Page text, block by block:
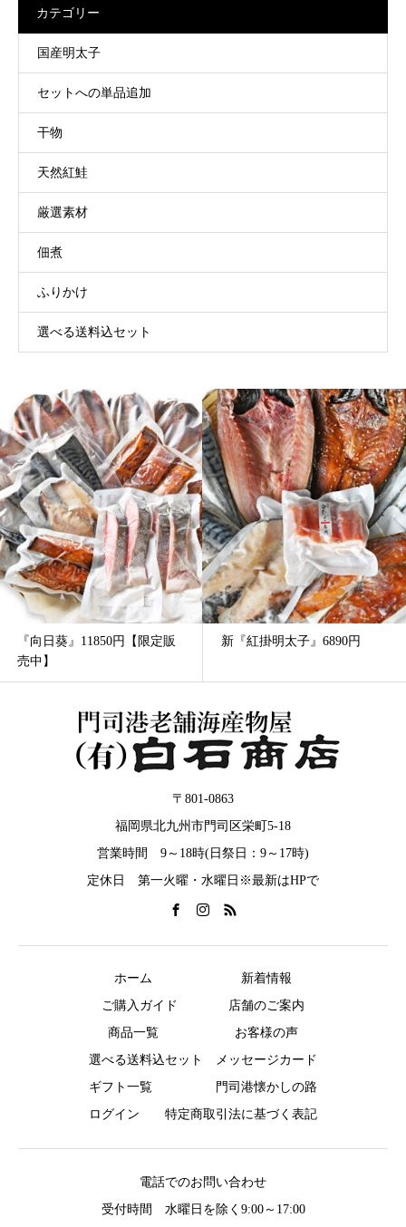
カテゴリー
国産明太子
セットへの単品追加
干物
天然紅鮭
厳選素材
佃煮
ふりかけ
選べる送料込セット
【限定販 新『紅掛明太子』6890円
『千草』の”い
〒801-0863
福岡県北九州市門司区栄町5-18
営業時間 9～18時(日祭日：9～17時)
定休日 第一火曜・水曜日※最新はHPで
ホーム
新着情報
ご購入ガイド
店舗のご案内
商品一覧
お客様の声
選べる送料込セット
メッセージカード
ギフト一覧
門司港懐かしの路
ログイン
特定商取引法に基づく表記
電話でのお問い合わせ
受付時間 水曜日を除く9:00～17:00